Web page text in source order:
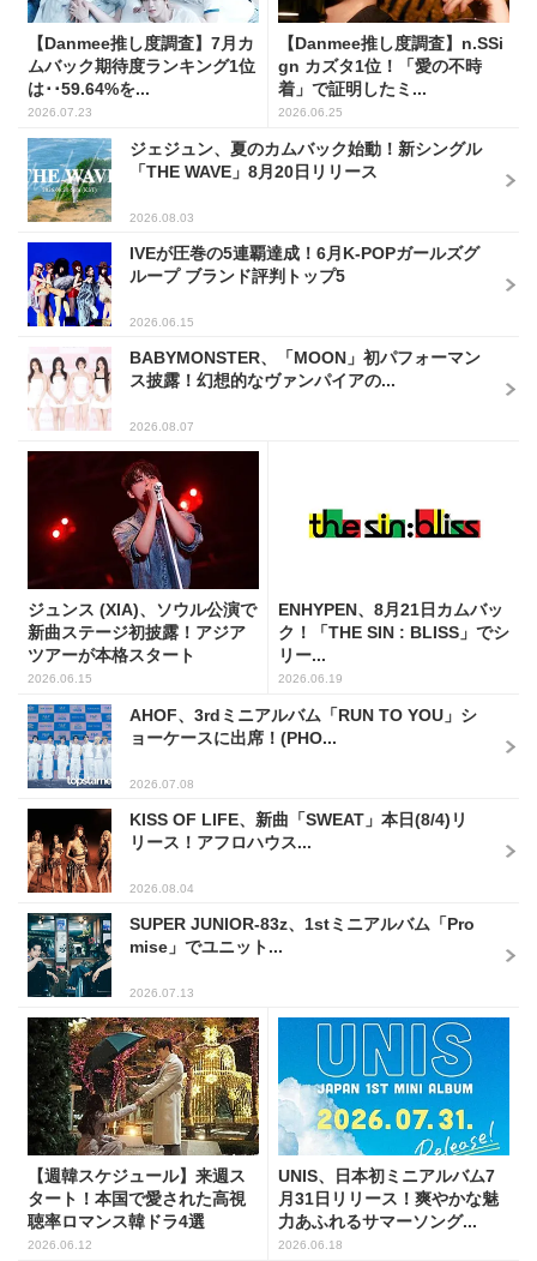
【Danmee推し度調査】7月カ
ムバック期待度ランキング1位
は･･59.64%を...
2026.07.23
【Danmee推し度調査】n.SSi
gn カズタ1位！「愛の不時
着」で証明したミ...
2026.06.25
ジェジュン、夏のカムバック始動！新シングル
「THE WAVE」8月20日リリース
2026.08.03
IVEが圧巻の5連覇達成！6月K-POPガールズグ
ループ ブランド評判トップ5
2026.06.15
BABYMONSTER、「MOON」初パフォーマン
ス披露！幻想的なヴァンパイアの...
2026.08.07
ジュンス (XIA)、ソウル公演で
新曲ステージ初披露！アジア
ツアーが本格スタート
2026.06.15
ENHYPEN、8月21日カムバッ
ク！「THE SIN : BLISS」でシ
リー...
2026.06.19
AHOF、3rdミニアルバム「RUN TO YOU」シ
ョーケースに出席！(PHO...
2026.07.08
KISS OF LIFE、新曲「SWEAT」本日(8/4)リ
リース！アフロハウス...
2026.08.04
SUPER JUNIOR-83z、1stミニアルバム「Pro
mise」でユニット...
2026.07.13
【週韓スケジュール】来週ス
タート！本国で愛された高視
聴率ロマンス韓ドラ4選
2026.06.12
UNIS、日本初ミニアルバム7
月31日リリース！爽やかな魅
力あふれるサマーソング...
2026.06.18